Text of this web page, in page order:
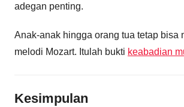
adegan penting.
Anak-anak hingga orang tua tetap bisa
melodi Mozart. Itulah bukti keabadian
Kesimpulan